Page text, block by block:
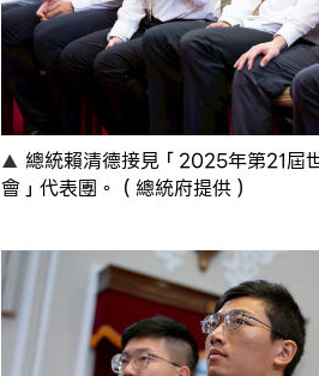
總統賴清德接見「2025年第21屆
會」代表團。（總統府提供）